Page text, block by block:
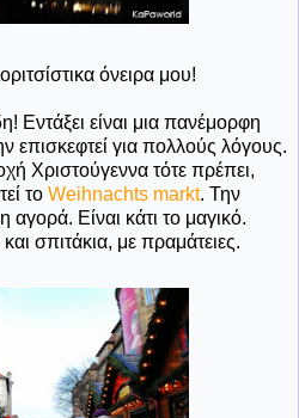
όνειρα μου!
Εντάξει είναι μια πανέμορφη
επισκεφτεί για πολλούς λόγους.
Χριστούγεννα τότε πρέπει,
το Weihnachts markt. Την
αγορά. Είναι κάτι το μαγικό.
σπιτάκια, με πραμάτειες.